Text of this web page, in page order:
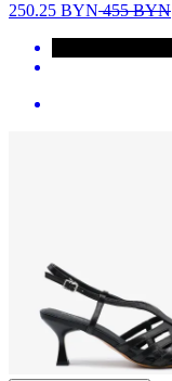
250.25 BYN455BYN